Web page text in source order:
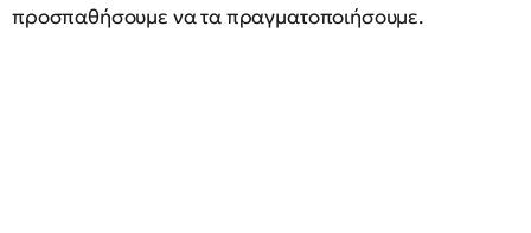
προσπαθήσουμε να τα πραγματοποιήσουμε.